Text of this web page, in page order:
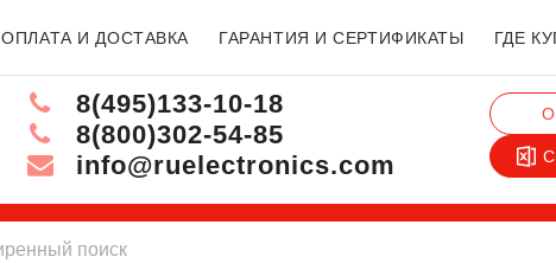
ОПЛАТА И ДОСТАВКА ГАРАНТИЯ И СЕРТИФИКАТЫ ГДЕ
8(495)133-10-18
8(800)302-54-85
info@ruelectronics.com